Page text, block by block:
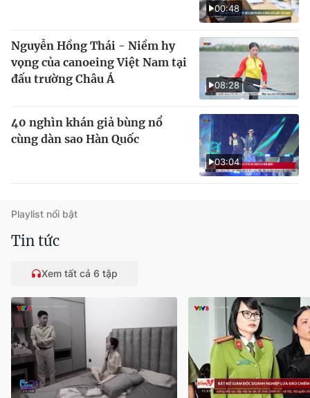
00:48
08:28
Nguyễn Hồng Thái - Niềm hy
vọng của canoeing Việt Nam tại
đấu trường Châu Á
03:04
40 nghìn khán giả bùng nổ
cùng dàn sao Hàn Quốc
Playlist nổi bật
Tin tức
Xem tất cả 6 tập